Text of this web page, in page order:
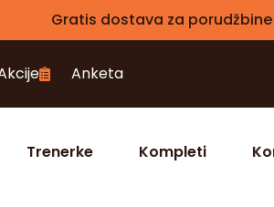
Gratis dostava za
Anketa
Trenerke Kompleti